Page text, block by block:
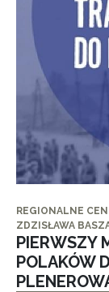
REGIONALNE
ZDZISŁAWA
PIERWSZY
POLAKÓW